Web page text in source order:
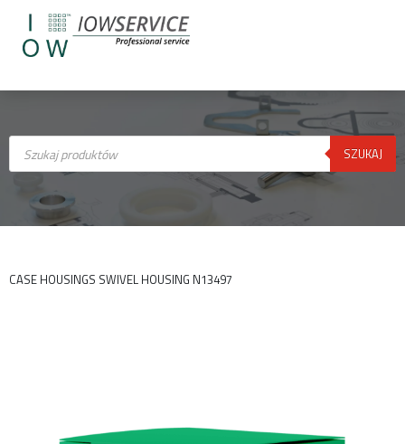
Wyszukiwarka
produktów SZUKAJ
CASE HOUSINGS SWIVEL HOUSING N13497